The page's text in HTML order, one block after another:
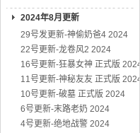
2024年8月更新
29号发更新-神偷奶爸4 2024
22号更新-龙卷风2 2024
16号更新-狂暴女神 正式版 2024
11号更新-神秘友友 正式版 2024
10号更新-破墓 正式版 2024
6号更新-末路老奶 2024
4号更新-绝地战警 2024